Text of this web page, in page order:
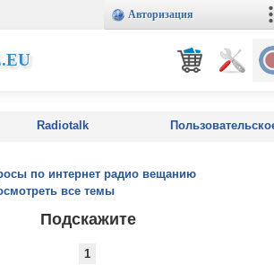
Авторизация
Radiotalk
по интернет радио вещанию
все темы
Подскажите
1